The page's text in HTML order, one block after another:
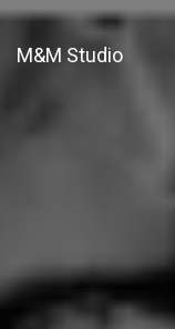
M&M Studio